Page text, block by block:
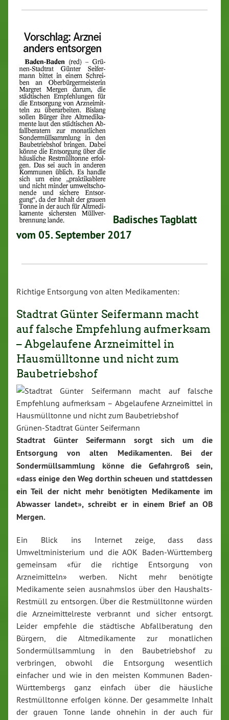
Badisches Tagblatt
vom 05. September 2017
Richtige Entsorgung von alten Medikamenten:
Stadtrat Günter Seifermann macht
auf falsche Empfehlung aufmerksam
– Abgelaufene Arzneimittel in
Hausmülltonne und nicht zum
Baubetriebshof
Grünen-Stadtrat Günter Seifermann
Stadtrat Günter Seifermann sorgt sich um die
Entsorgung von alten Medikamenten. Bei der
Sondermüllsammlung könne die Gefahrgroß sein,
«dass einige den Weg dorthin scheuen und stattdessen
ein Teil der nicht mehr benötigten Medikamente im
Abwasser landet», schreibt er in einem Brief an OB
Mergen.
Ein Blick ins Internet zeige, dass dass
Umweltministerium und die AOK Baden-Württemberg
gemeinsam «für die richtige Entsorgung von
Arzneimitteln» werben. Nicht mehr benötigte
Medikamente seien ausnahmslos über den Haushalts-
Restmüll zu entsorgen. Über die Restmülltonne würden
die Arzneimittelreste verbrannt und sicher entsorgt.
Leider empfehle die städtische Abfallberatung den
Bürgern, die Altmedikamente zur monatlichen
Sondermüllsammlung in den Baubetriebshof zu
verbringen, obwohl die Entsorgung wesentlich
einfacher und wie in den meisten Kommunen Baden-
Württembergs ganz einfach über die häusliche
Restmülltonne erfolgen könne. Der gesammelte Inhalt
der grauen Tonne lande ohnehin in der auch für